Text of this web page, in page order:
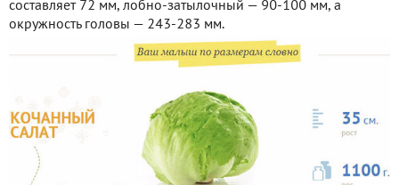
составляет 72 мм, лобно-затылочный — 90-100 мм, а
окружность головы — 243-283 мм.